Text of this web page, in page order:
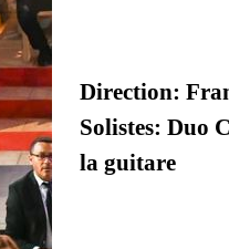
Direction:
Solistes: Duo
la guitare